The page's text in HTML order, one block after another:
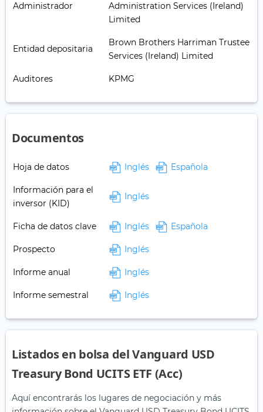
Administrador
Administration Services (Ireland)
Limited
Entidad depositaria
Brown Brothers Harriman Trustee
Services (Ireland) Limited
Auditores KPMG
Documentos
Hoja de datos Inglés Española
Información para el
inversor (KID)
Inglés
Ficha de datos clave Inglés Española
Prospecto Inglés
Informe anual Inglés
Informe semestral Inglés
Listados en bolsa del Vanguard USD
Treasury Bond UCITS ETF (Acc)
Aquí encontrarás los lugares de negociación y más